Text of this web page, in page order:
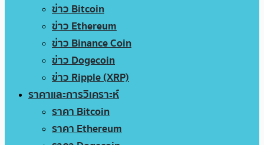
ข่าว Bitcoin
ข่าว Ethereum
ข่าว Binance Coin
ข่าว Dogecoin
ข่าว Ripple (XRP)
ราคาและการวิเคราะห์
ราคา Bitcoin
ราคา Ethereum